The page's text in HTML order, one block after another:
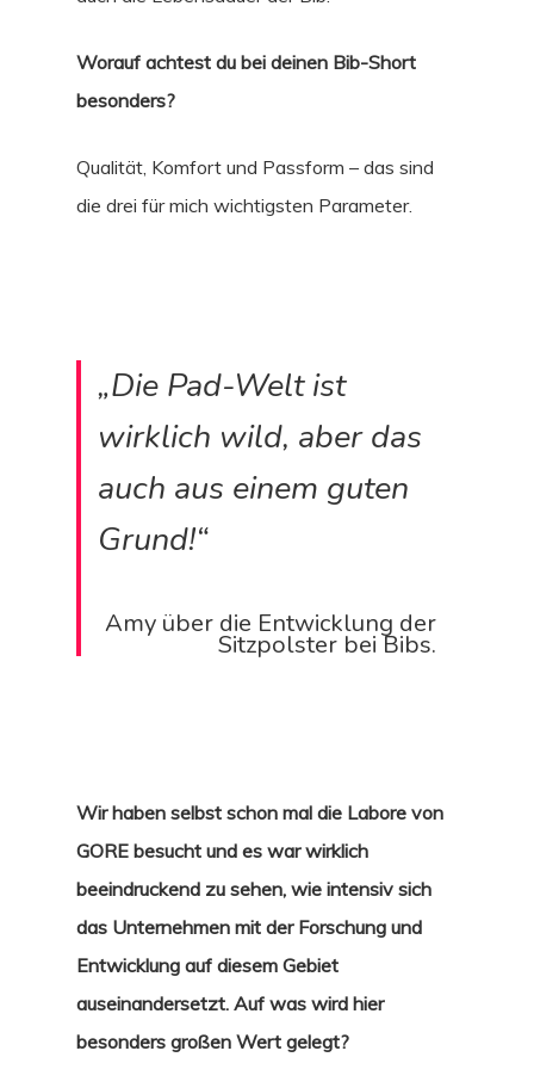
Worauf achtest du bei deinen Bib-Short
besonders?
Qualität, Komfort und Passform – das sind
die drei für mich wichtigsten Parameter.
„Die Pad-Welt ist
wirklich wild, aber das
auch aus einem guten
Grund!“
Amy über die Entwicklung der
Sitzpolster bei Bibs.
Wir haben selbst schon mal die Labore von
GORE besucht und es war wirklich
beeindruckend zu sehen, wie intensiv sich
das Unternehmen mit der Forschung und
Entwicklung auf diesem Gebiet
auseinandersetzt. Auf was wird hier
besonders großen Wert gelegt?